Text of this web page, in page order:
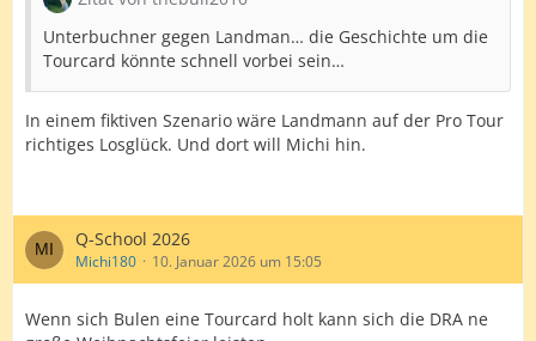
Unterbuchner gegen Landman… die Geschichte um die
Tourcard könnte schnell vorbei sein…
In einem fiktiven Szenario wäre Landmann auf der Pro Tour
richtiges Losglück. Und dort will Michi hin.
Q-School 2026
Michi180 10. Januar 2026 um 15:05
Wenn sich Bulen eine Tourcard holt kann sich die DRA ne